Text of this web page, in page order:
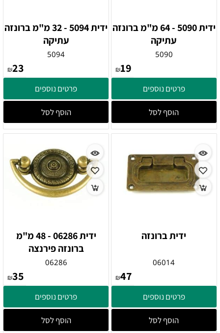
ידית 5090 - 64 מ"מ ברונזה
עתיקה
5090
₪19
פרטים נוספים
הוסף לסל
ידית 5094 - 32 מ"מ ברונזה
עתיקה
5094
₪23
פרטים נוספים
הוסף לסל
ידית ברונזה
06014
₪47
פרטים נוספים
הוסף לסל
ידית 06286 - 48 מ"מ
ברונזה פירנצה
06286
₪35
פרטים נוספים
הוסף לסל